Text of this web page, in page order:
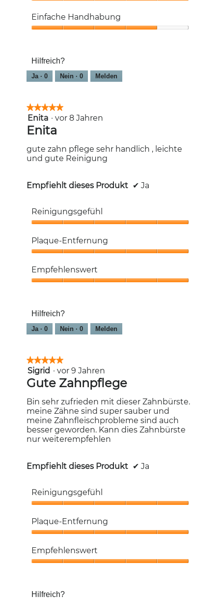
5
5
von
Einfache Handhabung
von
5
Hilfreich?
Ja · 0 Nein · 0 Melden
★★★★★
★★★★★
5
von
5
Enita · vor 8 Jahren
Enita
gute zahn pflege sehr handlich , leichte
und gute Reinigung
Empfiehlt dieses Produkt ✔ Ja
Reinigungsgefühl
5
von
Plaque-Entfernung
Entfernung,
5
Empfehlenswert
5
Hilfreich?
Ja · 0 Nein · 0 Melden
★★★★★
★★★★★
5
von
5
Sternen.
Sigrid · vor 9 Jahren
Gute Zahnpflege
Bin sehr zufrieden mit dieser Zahnbürste.
meine Zähne sind super sauber und
meine Zahnfleischprobleme sind auch
besser geworden. Kann dies Zahnbürste
nur weiterempfehlen
Empfiehlt dieses Produkt ✔ Ja
Reinigungsgefühl
5
von
Plaque-Entfernung
Entfernung,
5
Empfehlenswert
5
Hilfreich?